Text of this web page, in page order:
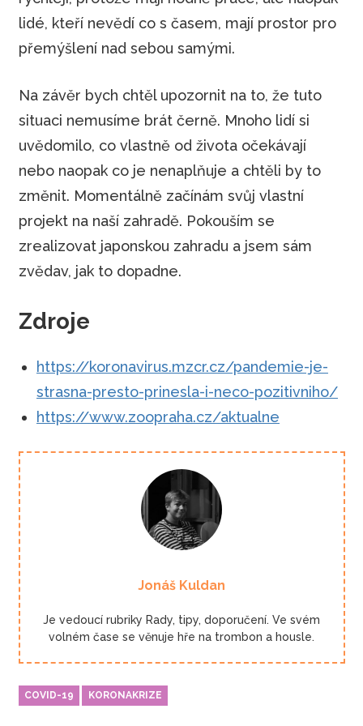
lidé, kteří nevědí co s časem, mají prostor pro
přemýšlení nad sebou samými.
Na závěr bych chtěl upozornit na to, že tuto
situaci nemusíme brát černě. Mnoho lidí si
uvědomilo, co vlastně od života očekávají
nebo naopak co je nenaplňuje a chtěli by to
změnit. Momentálně začínám svůj vlastní
projekt na naší zahradě. Pokouším se
zrealizovat japonskou zahradu a jsem sám
zvědav, jak to dopadne.
Zdroje
https://koronavirus.mzcr.cz/pandemie-je-
strasna-presto-prinesla-i-neco-pozitivniho/
https://www.zoopraha.cz/aktualne
Jonáš Kuldan
Je vedoucí rubriky Rady, tipy, doporučení. Ve svém
volném čase se věnuje hře na trombon a housle.
COVID-19 KORONAKRIZE